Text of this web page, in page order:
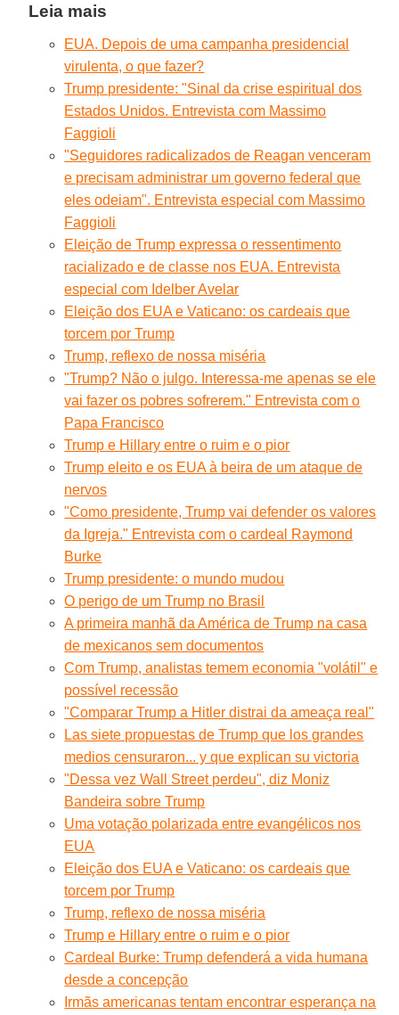
Leia mais
EUA. Depois de uma campanha presidencial
virulenta, o que fazer?
Trump presidente: "Sinal da crise espiritual dos
Estados Unidos. Entrevista com Massimo
Faggioli
"Seguidores radicalizados de Reagan venceram
e precisam administrar um governo federal que
eles odeiam". Entrevista especial com Massimo
Faggioli
Eleição de Trump expressa o ressentimento
racializado e de classe nos EUA. Entrevista
especial com Idelber Avelar
Eleição dos EUA e Vaticano: os cardeais que
torcem por Trump
Trump, reflexo de nossa miséria
"Trump? Não o julgo. Interessa-me apenas se ele
vai fazer os pobres sofrerem." Entrevista com o
Papa Francisco
Trump e Hillary entre o ruim e o pior
Trump eleito e os EUA à beira de um ataque de
nervos
"Como presidente, Trump vai defender os valores
da Igreja." Entrevista com o cardeal Raymond
Burke
Trump presidente: o mundo mudou
O perigo de um Trump no Brasil
A primeira manhã da América de Trump na casa
de mexicanos sem documentos
Com Trump, analistas temem economia "volátil" e
possível recessão
"Comparar Trump a Hitler distrai da ameaça real"
Las siete propuestas de Trump que los grandes
medios censuraron... y que explican su victoria
"Dessa vez Wall Street perdeu", diz Moniz
Bandeira sobre Trump
Uma votação polarizada entre evangélicos nos
EUA
Eleição dos EUA e Vaticano: os cardeais que
torcem por Trump
Trump, reflexo de nossa miséria
Trump e Hillary entre o ruim e o pior
Cardeal Burke: Trump defenderá a vida humana
desde a concepção
Irmãs americanas tentam encontrar esperança na